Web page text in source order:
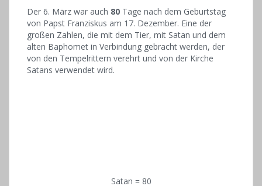
Der 6. März war auch 80 Tage nach dem Geburtstag
von Papst Franziskus am 17. Dezember. Eine der
großen Zahlen, die mit dem Tier, mit Satan und dem
alten Baphomet in Verbindung gebracht werden, der
von den Tempelrittern verehrt und von der Kirche
Satans verwendet wird.
Satan = 80